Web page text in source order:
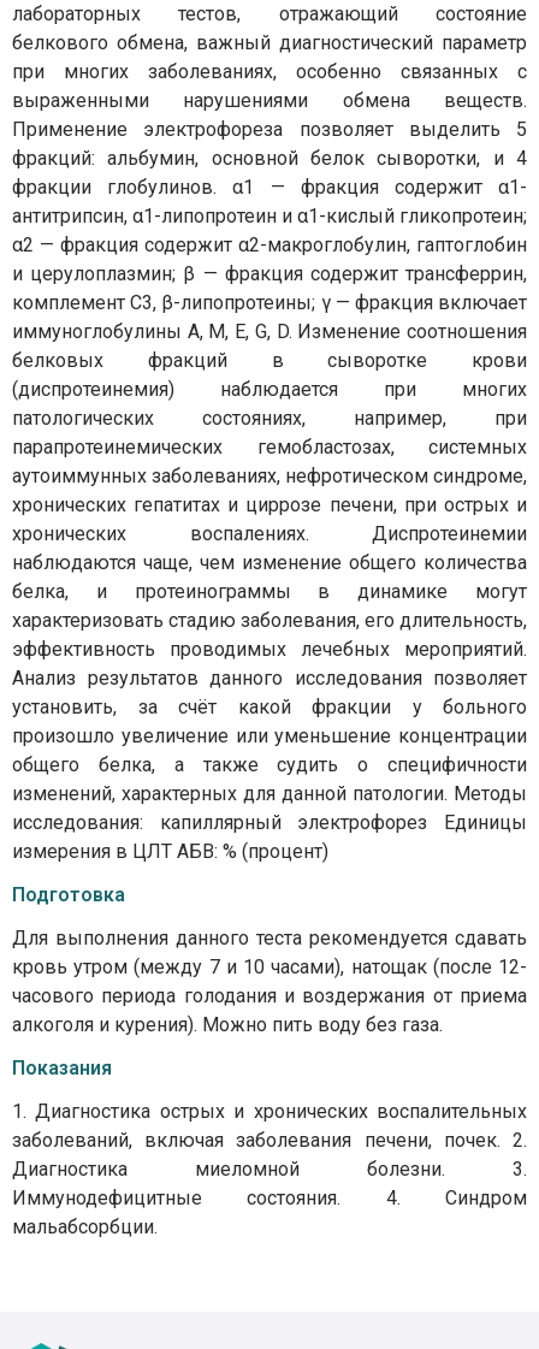
лабораторных тестов, отражающий состояние
белкового обмена, важный диагностический параметр
при многих заболеваниях, особенно связанных с
выраженными нарушениями обмена веществ.
Применение электрофореза позволяет выделить 5
фракций: альбумин, основной белок сыворотки, и 4
фракции глобулинов. α1 — фракция содержит α1-
антитрипсин, α1-липопротеин и α1-кислый гликопротеин;
α2 — фракция содержит α2-макроглобулин, гаптоглобин
и церулоплазмин; β — фракция содержит трансферрин,
комплемент С3, β-липопротеины; γ — фракция включает
иммуноглобулины А, М, Е, G, D. Изменение соотношения
белковых фракций в сыворотке крови
(диспротеинемия) наблюдается при многих
патологических состояниях, например, при
парапротеинемических гемобластозах, системных
аутоиммунных заболеваниях, нефротическом синдроме,
хронических гепатитах и циррозе печени, при острых и
хронических воспалениях. Диспротеинемии
наблюдаются чаще, чем изменение общего количества
белка, и протеинограммы в динамике могут
характеризовать стадию заболевания, его длительность,
эффективность проводимых лечебных мероприятий.
Анализ результатов данного исследования позволяет
установить, за счёт какой фракции у больного
произошло увеличение или уменьшение концентрации
общего белка, а также судить о специфичности
изменений, характерных для данной патологии. Методы
исследования: капиллярный электрофорез Единицы
измерения в ЦЛТ АБВ: % (процент)
Подготовка
Для выполнения данного теста рекомендуется сдавать
кровь утром (между 7 и 10 часами), натощак (после 12-
часового периода голодания и воздержания от приема
алкоголя и курения). Можно пить воду без газа.
Показания
1. Диагностика острых и хронических воспалительных
заболеваний, включая заболевания печени, почек. 2.
Диагностика миеломной болезни. 3.
Иммунодефицитные состояния. 4. Синдром
мальабсорбции.